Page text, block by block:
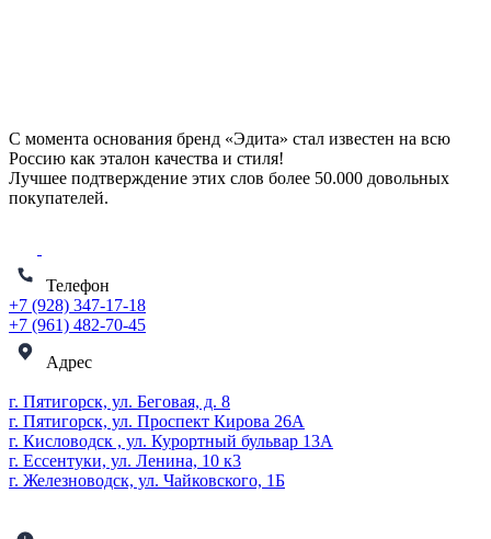
С момента основания бренд «Эдита» стал известен на всю
Россию как эталон качества и стиля!
Лучшее подтверждение этих слов более 50.000 довольных
покупателей.
Телефон
+7 (928) 347-17-18
+7 (961) 482-70-45
Адрес
г. Пятигорск, ул. Беговая, д. 8
г. Пятигорск, ул. Проспект Кирова 26А
г. Кисловодск , ул. Курортный бульвар 13А
г. Ессентуки, ул. Ленина, 10 к3
г. Железноводск, ул. Чайковского, 1Б